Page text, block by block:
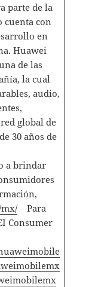
parte de la
cuenta con
en
Huawei
de las
la cual
audio,
global de
30 años de
a brindar
Para
Consumer